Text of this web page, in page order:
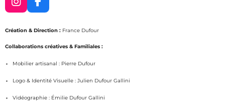
I
n
s
a
r
m
F
a
c
b
o
Création & Direction : France Dufour
Collaborations créatives & Familiales :
Mobilier artisanal : Pierre Dufour
Logo & Identité Visuelle : Julien Dufour Gallini
Vidéographie : Émilie Dufour Gallini